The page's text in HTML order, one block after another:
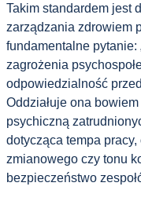
Takim standardem jest
zarządzania zdrowiem
fundamentalne
zagrożenia
odpowiedzialność
Oddziałuje ona
psychiczną
dotycząca tempa
zmianowego czy tonu
bezpieczeństwo